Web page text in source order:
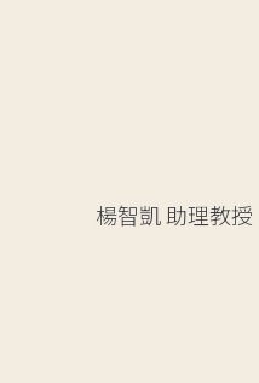
楊智凱助理教授